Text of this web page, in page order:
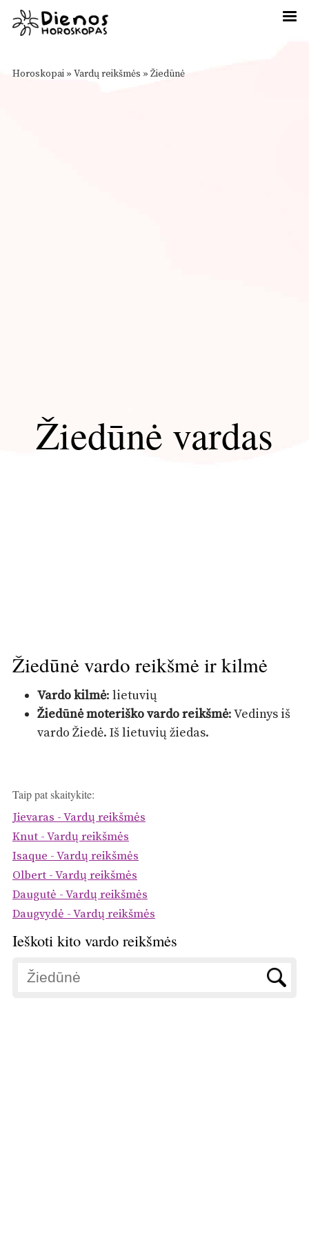
Horoskopai » Vardų reikšmės » Žiedūnė
Žiedūnė vardas
Žiedūnė vardo reikšmė ir kilmė
Vardo kilmė: lietuvių
Žiedūnė moteriško vardo reikšmė: Vedinys iš
vardo Žiedė. Iš lietuvių žiedas.
Taip pat skaitykite:
Jievaras - Vardų reikšmės
Knut - Vardų reikšmės
Isaque - Vardų reikšmės
Olbert - Vardų reikšmės
Daugutė - Vardų reikšmės
Daugvydė - Vardų reikšmės
Ieškoti kito vardo reikšmės